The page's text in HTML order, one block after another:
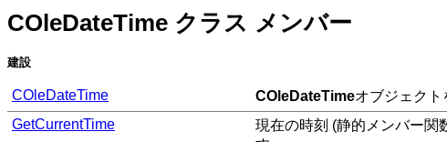
COleDateTime クラス メンバー
建設
COleDateTime COleDateTimeオブジェクト
GetCurrentTime
現在の時刻 (静的メンバー関